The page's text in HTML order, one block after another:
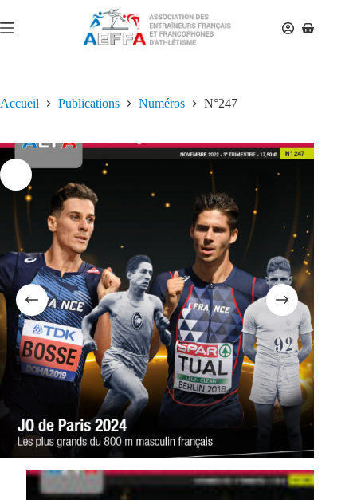
Accueil Publications Numéros N°247